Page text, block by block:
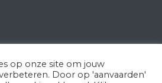
- Hoogwielkestraat 26A 8810
op onze site om jouw
Door op 'aanvaarden'